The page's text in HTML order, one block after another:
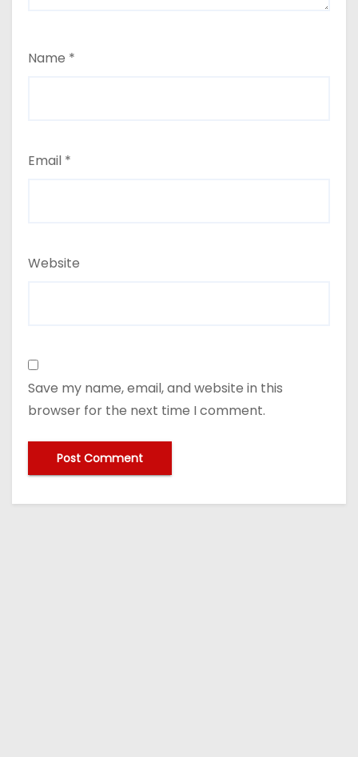
Name *
Email *
Website
Save my name, email, and website in this
browser for the next time I comment.